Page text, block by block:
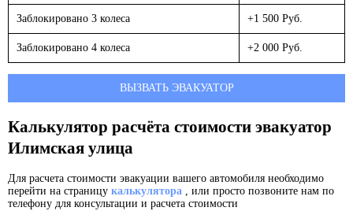
Заблокировано 3 колеса +1 500 Руб.
Заблокировано 4 колеса +2 000 Руб.
ВЫЗВАТЬ ЭВАКУАТОР
Калькулятор расчёта стоимости эвакуатор
Илимская улица
Для расчета стоимости эвакуации вашего автомобиля необходимо
перейти на страницу калькулятора , или просто позвоните нам по
телефону для консультации и расчета стоимости